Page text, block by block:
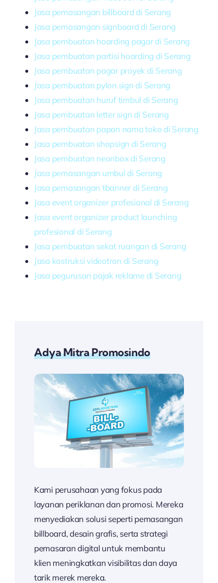
Jasa pemasangan billboard di Serang
Jasa pemasangan signboard di Serang
Jasa pembuatan hoarding pagar di Serang
Jasa pembuatan partisi hoarding di Serang
Jasa pembuatan pagar proyek di Serang
Jasa pembuatan pylon sign di Serang
Jasa pembuatan huruf timbul di Serang
Jasa pembuatan letter sign di Serang
Jasa pembuatan papan nama toko di Serang
Jasa pembuatan shopsign di Serang
Jasa pembuatan neonbox di Serang
Jasa pemasangan umbul di Serang
Jasa pemasangan tbanner di Serang
Jasa event organizer profesional di Serang
Jasa event organizer product launching
profesional di Serang
Jasa pembuatan sekat ruangan di Serang
Jasa kostruksi videotron di Serang
Jasa pegurusan pajak reklame di Serang
Adya Mitra Promosindo
Kami perusahaan yang fokus pada
layanan periklanan dan promosi. Mereka
menyediakan solusi seperti pemasangan
billboard, desain grafis, serta strategi
pemasaran digital untuk membantu
klien meningkatkan visibilitas dan daya
tarik merek mereka.